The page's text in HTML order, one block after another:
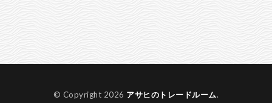
© Copyright 2026 アサヒのトレードルーム.